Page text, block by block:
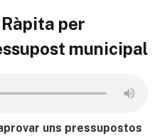
per
municipal
uns pressupostos